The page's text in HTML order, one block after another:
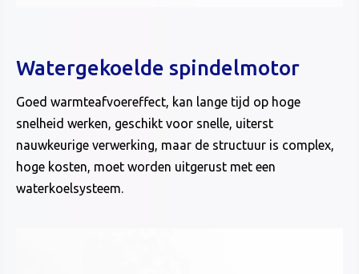
Watergekoelde spindelmotor
Goed warmteafvoereffect, kan lange tijd op hoge
snelheid werken, geschikt voor snelle, uiterst
nauwkeurige verwerking, maar de structuur is complex,
hoge kosten, moet worden uitgerust met een
waterkoelsysteem.